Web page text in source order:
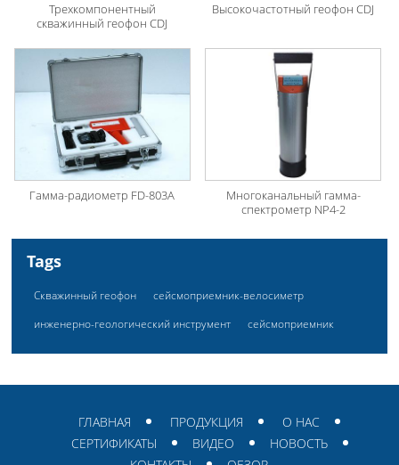
Трехкомпонентный
скважинный геофон CDJ
Высокочастотный геофон CDJ
Гамма-радиометр FD-803A
Многоканальный гамма-
спектрометр NP4-2
Tags
Скважинный геофон
сейсмоприемник-велосиметр
инженерно-геологический инструмент
сейсмоприемник
ГЛАВНАЯ ПРОДУКЦИЯ
О НАС
СЕРТИФИКАТЫ
ВИДЕО
НОВОСТЬ